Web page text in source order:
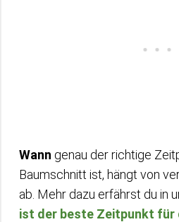
Wann genau der richtige
Baumschnitt ist, hängt von
ab. Mehr dazu erfährst du in
ist der beste Zeitpunkt für